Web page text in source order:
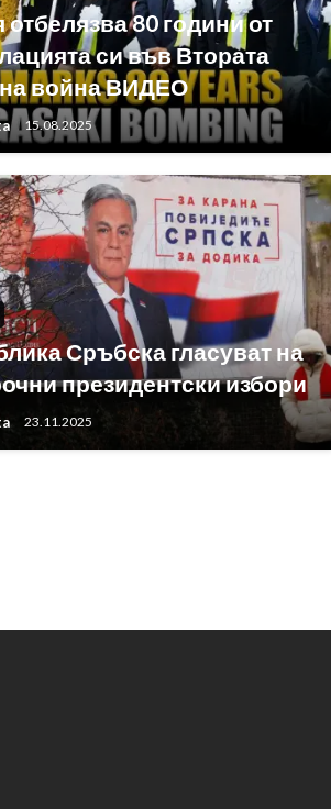
80 години от
си във Втората
война ВИДЕО
15.08.2025
Сръбска гласуват на
президентски избори
23.11.2025